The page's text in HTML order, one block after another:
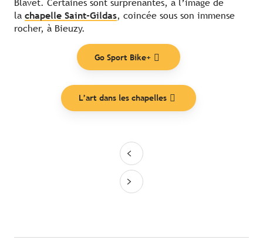
Blavet. Certaines sont surprenantes, à l’image de
la chapelle Saint-Gildas, coincée sous son immense
rocher, à Bieuzy.
Go Sport Bike+
L’art dans les chapelles